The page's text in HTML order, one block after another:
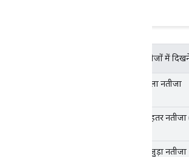
खोज नतीजों में
टेक्स्ट वाला नतीजा
ज़्यादा बेहतर
इमेज से जुड़ा नतीजा